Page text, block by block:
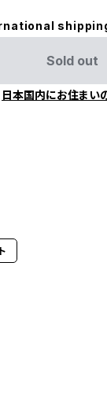
Sold out
日本国内にお住まい